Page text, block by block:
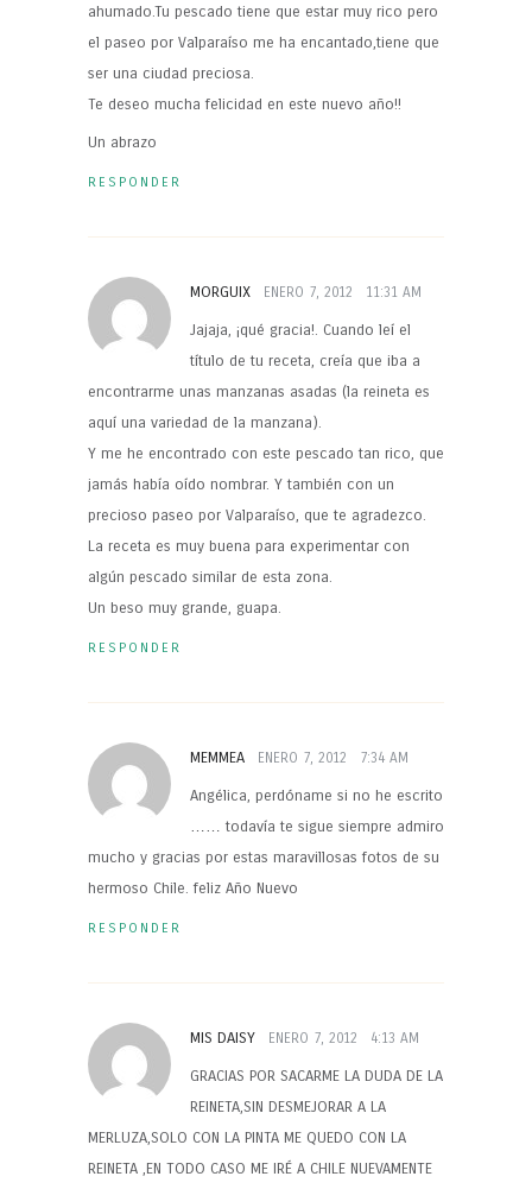
ahumado.Tu pescado tiene que estar muy rico pero
el paseo por Valparaíso me ha encantado,tiene que
ser una ciudad preciosa.
Te deseo mucha felicidad en este nuevo año!!
Un abrazo
RESPONDER
MORGUIX ENERO 7, 2012 11:31 AM
Jajaja, ¡qué gracia!. Cuando leí el
título de tu receta, creía que iba a
encontrarme unas manzanas asadas (la reineta es
aquí una variedad de la manzana).
Y me he encontrado con este pescado tan rico, que
jamás había oído nombrar. Y también con un
precioso paseo por Valparaíso, que te agradezco.
La receta es muy buena para experimentar con
algún pescado similar de esta zona.
Un beso muy grande, guapa.
RESPONDER
MEMMEA ENERO 7, 2012 7:34 AM
Angélica, perdóname si no he escrito
…… todavía te sigue siempre admiro
mucho y gracias por estas maravillosas fotos de su
hermoso Chile. feliz Año Nuevo
RESPONDER
MIS DAISY ENERO 7, 2012 4:13 AM
GRACIAS POR SACARME LA DUDA DE LA
REINETA,SIN DESMEJORAR A LA
MERLUZA,SOLO CON LA PINTA ME QUEDO CON LA
REINETA ,EN TODO CASO ME IRÉ A CHILE NUEVAMENTE